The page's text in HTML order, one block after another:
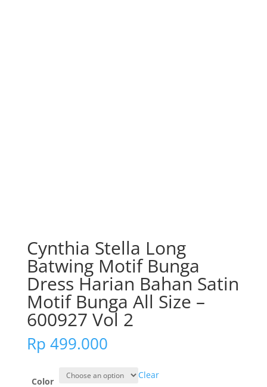
Cynthia Stella Long
Batwing Motif Bunga
Dress Harian Bahan Satin
Motif Bunga All Size –
600927 Vol 2
Rp 499.000
Color
Clear